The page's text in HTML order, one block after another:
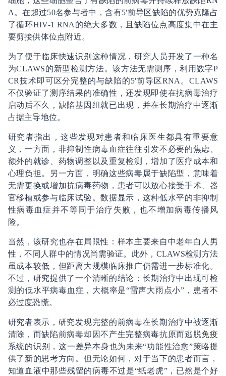
A。在超过50名参与者中，含有5'前导区缺陷的优势克隆占
了循环HIV-1 RNA的绝大多数，且缺陷位点高度集中在主
要剪接供体位点附近。
为了便于临床快速识别这种情况，研究人员开发了一种名
为CLAWS的新型检测方法。该方法无需测序，利用数字P
CR技术即可区分完整的与缺陷的5'前导区RNA。CLAWS
不仅验证了测序结果的准确性，还发现即使在抗病毒治疗
启动后不久，缺陷基因组就已出现，并在长期治疗中逐渐
占据主导地位。
研究者指出，这些发现对患者和临床医生都具有重要意
义，一方面，非抑制性病毒血症往往引发不必要的焦虑、
额外的就诊、药物调整以及重复检测，增加了医疗成本和
心理负担。另一方面，明确这些病毒属于缺陷型，意味着
无需更换或增加抗病毒药物，患者可以放心接受手术、器
官移植或参与临床试验。数据显示，这种低水平的非抑制
性病毒血症并不等同于治疗失败，也不增加病毒传播风
险。
当然，该研究也存在局限性：样本主要来自中老年白人男
性，不同人群中的情况尚需验证。此外，CLAWS检测方法
虽成本较低，但距离大规模临床推广仍需进一步标准化。
不过，研究提供了一个清晰的结论：长期治疗中出现可检
测的低水平病毒血症，大概率是“雷声大雨点小”，患者不
必过度恐慌。
研究者表示，研究发现完整的前病毒在长期治疗中被逐渐
清除，而缺陷前病毒却因不产生完整病毒抗原而逃脱免疫
系统的识别，这一差异本身也为未来“功能性治愈”策略提
供了新的思考方向。但无论如何，对于当下的患者而言，
知道血液中那些残留的病毒不过是“纸老虎”，已然是个好